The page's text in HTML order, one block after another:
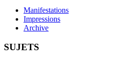
Manifestations
Impressions
Archive
SUJETS